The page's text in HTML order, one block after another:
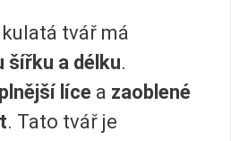
tvář má
šířku a délku.
plnější líce a zaoblené
. Tato tvář je